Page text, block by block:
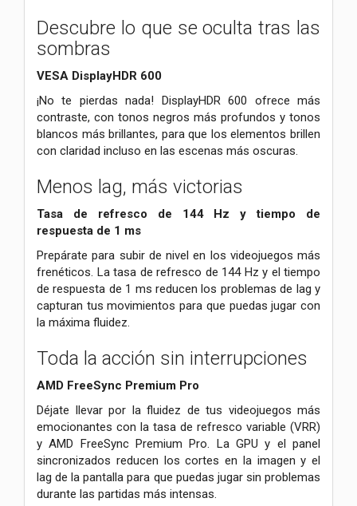
Descubre lo que se oculta tras las
sombras
VESA DisplayHDR 600
¡No te pierdas nada! DisplayHDR 600 ofrece más
contraste, con tonos negros más profundos y tonos
blancos más brillantes, para que los elementos brillen
con claridad incluso en las escenas más oscuras.
Menos lag, más victorias
Tasa de refresco de 144 Hz y tiempo de
respuesta de 1 ms
Prepárate para subir de nivel en los videojuegos más
frenéticos. La tasa de refresco de 144 Hz y el tiempo
de respuesta de 1 ms reducen los problemas de lag y
capturan tus movimientos para que puedas jugar con
la máxima fluidez.
Toda la acción sin interrupciones
AMD FreeSync Premium Pro
Déjate llevar por la fluidez de tus videojuegos más
emocionantes con la tasa de refresco variable (VRR)
y AMD FreeSync Premium Pro. La GPU y el panel
sincronizados reducen los cortes en la imagen y el
lag de la pantalla para que puedas jugar sin problemas
durante las partidas más intensas.